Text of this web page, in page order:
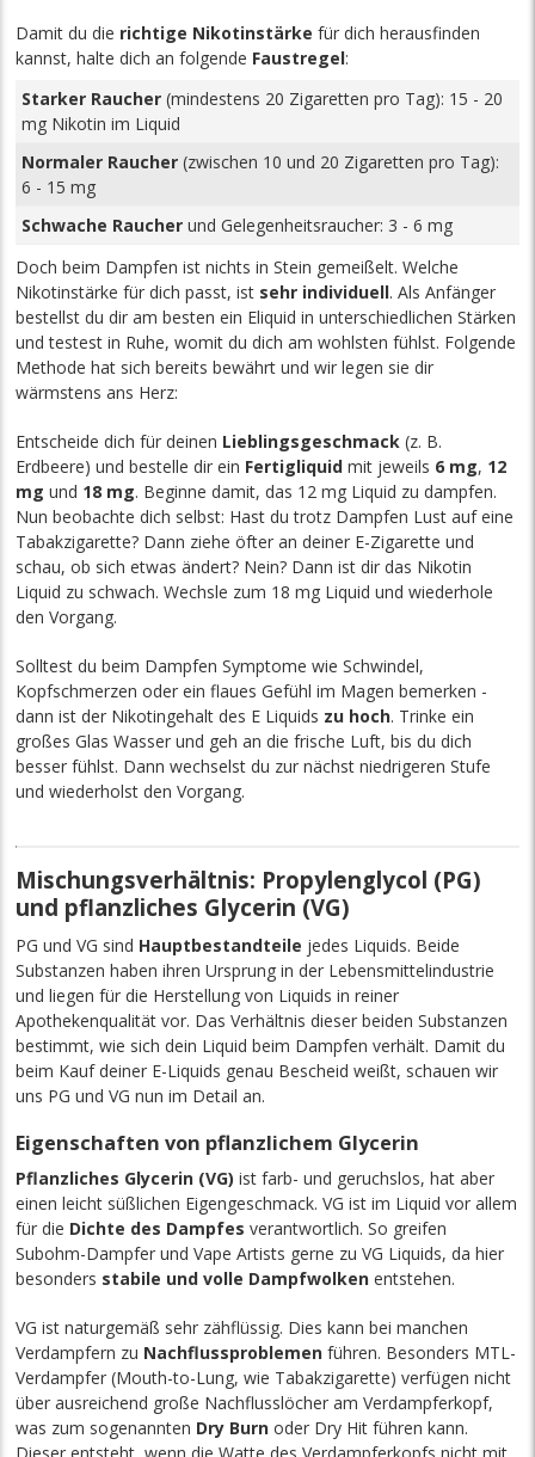
Damit du die richtige Nikotinstärke für dich herausfinden
kannst, halte dich an folgende Faustregel:
Starker Raucher (mindestens 20 Zigaretten pro Tag): 15 - 20
mg Nikotin im Liquid
Normaler Raucher (zwischen 10 und 20 Zigaretten pro Tag):
6 - 15 mg
Schwache Raucher und Gelegenheitsraucher: 3 - 6 mg
Doch beim Dampfen ist nichts in Stein gemeißelt. Welche
Nikotinstärke für dich passt, ist sehr individuell. Als Anfänger
bestellst du dir am besten ein Eliquid in unterschiedlichen Stärken
und testest in Ruhe, womit du dich am wohlsten fühlst. Folgende
Methode hat sich bereits bewährt und wir legen sie dir
wärmstens ans Herz:
Entscheide dich für deinen Lieblingsgeschmack (z. B.
Erdbeere) und bestelle dir ein Fertigliquid mit jeweils 6 mg, 12
mg und 18 mg. Beginne damit, das 12 mg Liquid zu dampfen.
Nun beobachte dich selbst: Hast du trotz Dampfen Lust auf eine
Tabakzigarette? Dann ziehe öfter an deiner E-Zigarette und
schau, ob sich etwas ändert? Nein? Dann ist dir das Nikotin
Liquid zu schwach. Wechsle zum 18 mg Liquid und wiederhole
den Vorgang.
Solltest du beim Dampfen Symptome wie Schwindel,
Kopfschmerzen oder ein flaues Gefühl im Magen bemerken -
dann ist der Nikotingehalt des E Liquids zu hoch. Trinke ein
großes Glas Wasser und geh an die frische Luft, bis du dich
besser fühlst. Dann wechselst du zur nächst niedrigeren Stufe
und wiederholst den Vorgang.
Mischungsverhältnis: Propylenglycol (PG)
und pflanzliches Glycerin (VG)
PG und VG sind Hauptbestandteile jedes Liquids. Beide
Substanzen haben ihren Ursprung in der Lebensmittelindustrie
und liegen für die Herstellung von Liquids in reiner
Apothekenqualität vor. Das Verhältnis dieser beiden Substanzen
bestimmt, wie sich dein Liquid beim Dampfen verhält. Damit du
beim Kauf deiner E-Liquids genau Bescheid weißt, schauen wir
uns PG und VG nun im Detail an.
Eigenschaften von pflanzlichem Glycerin
Pflanzliches Glycerin (VG) ist farb- und geruchslos, hat aber
einen leicht süßlichen Eigengeschmack. VG ist im Liquid vor allem
für die Dichte des Dampfes verantwortlich. So greifen
Subohm-Dampfer und Vape Artists gerne zu VG Liquids, da hier
besonders stabile und volle Dampfwolken entstehen.
VG ist naturgemäß sehr zähflüssig. Dieskann bei manchen
Verdampfern zu Nachflussproblemen führen. Besonders MTL-
Verdampfer (Mouth-to-Lung, wie Tabakzigarette) verfügen nicht
über ausreichend große Nachflusslöcher am Verdampferkopf,
was zum sogenannten Dry Burn oder Dry Hit führen kann.
Dieser entsteht, wenn die Watte des Verdampferkopfs nicht mit